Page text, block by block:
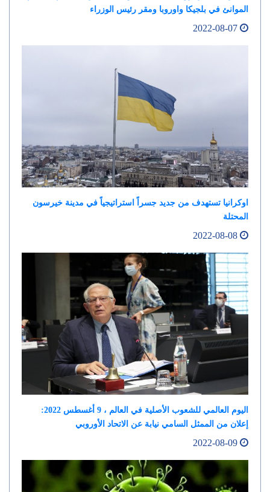
الموانئ في بلجيكا واوروبا ومقر رئيس الوزراء
اوكرانيا تستهدف من جديد جسراً استراتيجياً في مدينة خيرسون
المحتلة
اليوم العالمي للشعوب الأصلية في العالم ، 9 أغسطس 2022:
إعلان من الممثل السامي نيابة عن الاتحاد الأوروبي